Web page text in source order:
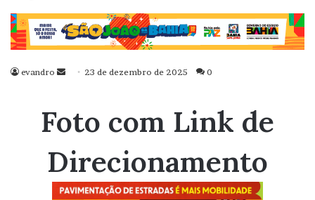
evandro
Mande
mail
23 de dezembro de 2025 0
Foto com Link de
Direcionamento